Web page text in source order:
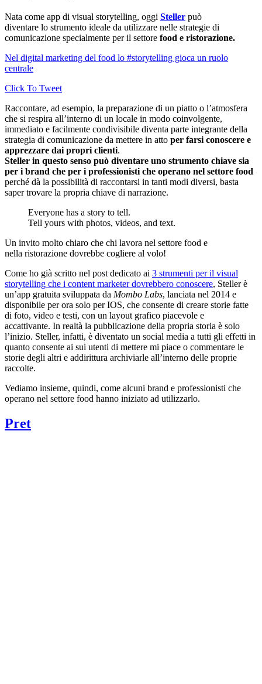
Nata come app di visual storytelling, oggi Steller può
diventare lo strumento ideale da utilizzare nelle strategie di
comunicazione specialmente per il settore food e ristorazione.
Nel digital marketing del food lo #storytelling gioca un ruolo
centrale
Click To Tweet
Raccontare, ad esempio, la preparazione di un piatto o l’atmosfera
che si respira all’interno di un locale in modo coinvolgente,
immediato e facilmente condivisibile diventa parte integrante della
strategia di comunicazione da mettere in atto per farsi conoscere e
apprezzare dai propri clienti.
Steller in questo senso può diventare uno strumento chiave sia
per i brand che per i professionisti che operano nel settore food
perché dà la possibilità di raccontarsi in tanti modi diversi, basta
saper trovare la propria chiave di narrazione.
Everyone has a story to tell.
Tell yours with photos, videos, and text.
Un invito molto chiaro che chi lavora nel settore food e
nella ristorazione dovrebbe cogliere al volo!
Come ho già scritto nel post dedicato ai 3 strumenti per il visual
storytelling che i content marketer dovrebbero conoscere, Steller è
un’app gratuita sviluppata da Mombo Labs, lanciata nel 2014 e
disponibile per ora solo per IOS, che consente di creare storie fatte
di foto, video e testi, con un layout grafico piacevole e
accattivante. In realtà la pubblicazione della propria storia è solo
l’inizio. Steller, infatti, è diventato un social media a tutti gli effetti in
quanto consente ai sui utenti di mettere mi piace o commentare le
storie degli altri e addirittura archiviarle all’interno delle proprie
raccolte.
Vediamo insieme, quindi, come alcuni brand e professionisti che
operano nel settore food hanno iniziato ad utilizzarlo.
Pret